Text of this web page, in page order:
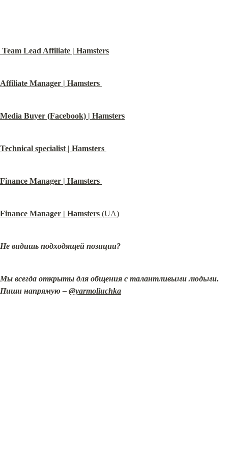
Team Lead Affiliate | Hamsters
Affiliate Manager | Hamsters
Media Buyer (Facebook) | Hamsters
Technical specialist | Hamsters
Finance Manager | Hamsters
Finance Manager | Hamsters (UA)
Не видишь подходящей позиции?
Мы всегда открыты для общения с талантливыми людьми.
Пиши напрямую – @yarmoliuchka